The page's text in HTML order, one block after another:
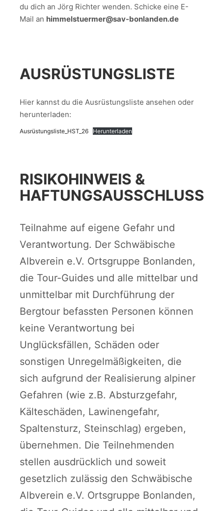
du dich an Jörg Richter wenden. Schicke eine E-
Mail an himmelstuermer@sav-bonlanden.de
AUSRÜSTUNGSLISTE
Hier kannst du die Ausrüstungsliste ansehen oder
herunterladen:
Ausrüstungsliste_HST_26 Herunterladen
RISIKOHINWEIS &
HAFTUNGSAUSSCHLUSS
Teilnahme auf eigene Gefahr und
Verantwortung. Der Schwäbische
Albverein e.V. Ortsgruppe Bonlanden,
die Tour-Guides und alle mittelbar und
unmittelbar mit Durchführung der
Bergtour befassten Personen können
keine Verantwortung bei
Unglücksfällen, Schäden oder
sonstigen Unregelmäßigkeiten, die
sich aufgrund der Realisierung alpiner
Gefahren (wie z.B. Absturzgefahr,
Kälteschäden, Lawinengefahr,
Spaltensturz, Steinschlag) ergeben,
übernehmen. Die Teilnehmenden
stellen ausdrücklich und soweit
gesetzlich zulässig den Schwäbische
Albverein e.V. Ortsgruppe Bonlanden,